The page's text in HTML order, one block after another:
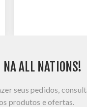
ALL NATIONS!
seus pedidos,
produtos e ofertas.